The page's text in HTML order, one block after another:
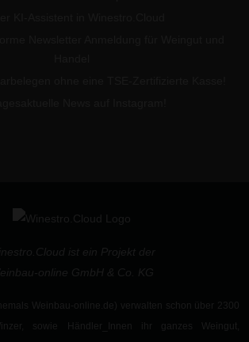
ist ein Projekt der
online GmbH & Co. KG
Weinbau-online.de) verwalten schon
über 2300
, sowie Händler_Innen
ihr ganzes Weingut,